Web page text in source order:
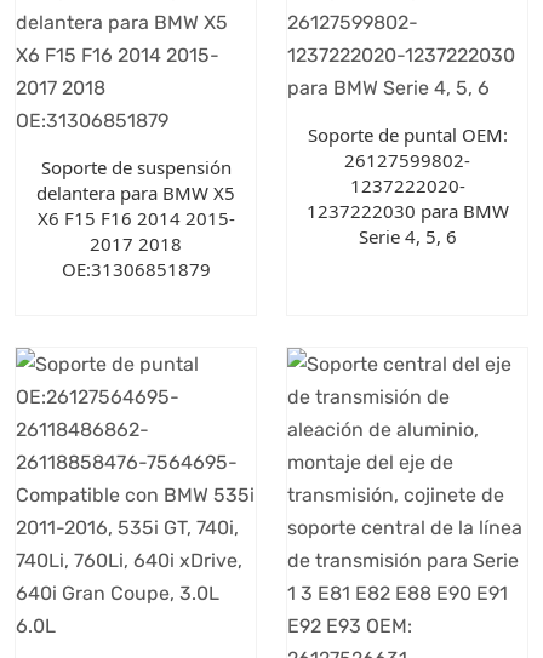
Soporte de suspensión
delantera para BMW X5
X6 F15 F16 2014 2015-
2017 2018
OE:31306851879
Soporte de puntal OEM:
26127599802-
1237222020-
1237222030 para BMW
Serie 4, 5, 6